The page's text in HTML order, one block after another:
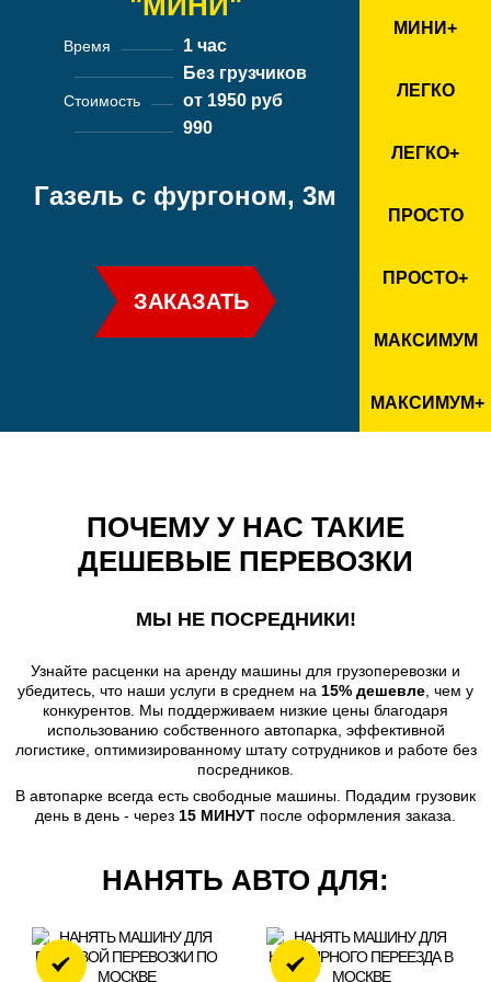
МИНИ+
ЛЕГКО
ЛЕГКО+
ПРОСТО
ПРОСТО+
МАКСИМУМ
МАКСИМУМ+
Время
1 час
Без грузчиков
Стоимость
от 1950 руб
990
Газель с фургоном, 3м
ЗАКАЗАТЬ
Без грузчиков
990
Газель с фургоном, 3м
ЗАКАЗАТЬ
ТАРИФ
ПОЧЕМУ У НАС ТАКИЕ
ДЕШЕВЫЕ ПЕРЕВОЗКИ
МЫ НЕ ПОСРЕДНИКИ!
Узнайте расценки на аренду машины для грузоперевозки и
убедитесь, что наши услуги в среднем на 15% дешевле , чем у
конкурентов. Мы поддерживаем низкие цены благодаря
использованию собственного автопарка, эффективной
логистике, оптимизированному штату сотрудников и работе без
посредников.
В автопарке всегда есть свободные машины. Подадим грузовик
день в день - через 15 МИНУТ после оформления заказа.
НАНЯТЬ АВТО ДЛЯ: